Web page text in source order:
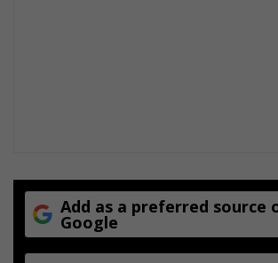
Add as a preferred source
Google